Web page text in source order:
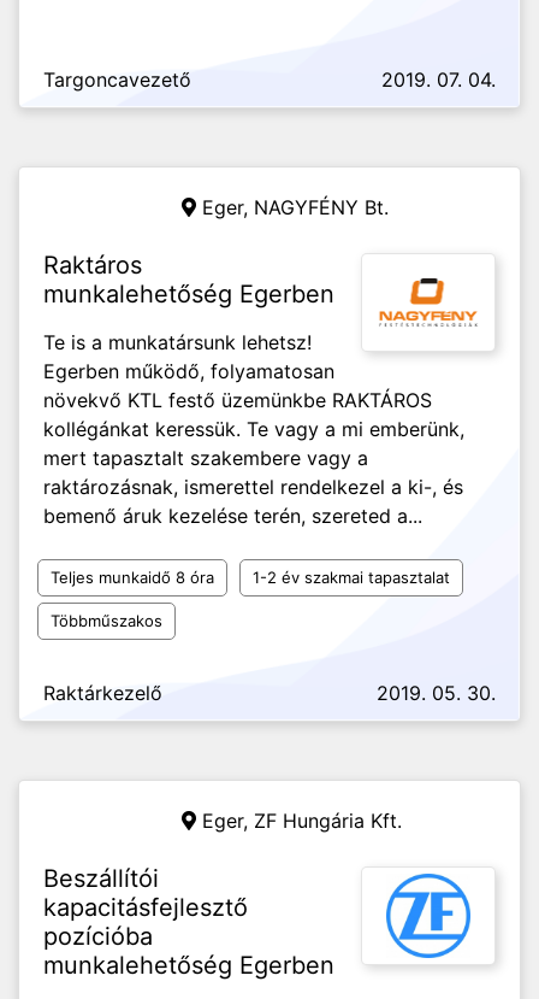
Targoncavezető 2019. 07. 04.
Eger, NAGYFÉNY Bt.
Raktáros
munkalehetőség Egerben
Te is a munkatársunk lehetsz!
Egerben működő, folyamatosan
növekvő KTL festő üzemünkbe RAKTÁROS
kollégánkat keressük. Te vagy a mi emberünk,
mert tapasztalt szakembere vagy a
raktározásnak, ismerettel rendelkezel a ki-, és
bemenő áruk kezelése terén, szereted a...
Teljes munkaidő 8 óra 1-2 év szakmai tapasztalat
Többműszakos
Raktárkezelő 2019. 05. 30.
Eger, ZF Hungária Kft.
Beszállítói
kapacitásfejlesztő
pozícióba
munkalehetőség Egerben